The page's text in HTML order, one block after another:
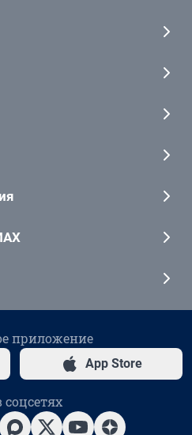
приложение
App Store